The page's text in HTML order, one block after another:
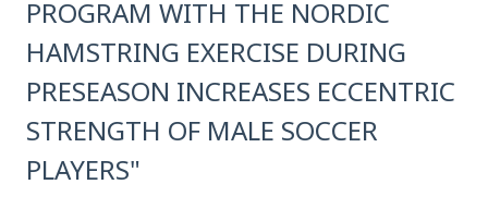
PROGRAM WITH THE NORDIC
HAMSTRING EXERCISE DURING
PRESEASON INCREASES ECCENTRIC
STRENGTH OF MALE SOCCER
PLAYERS"